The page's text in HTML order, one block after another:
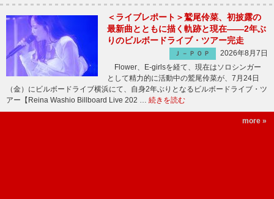
＜ライブレポート＞鷲尾伶菜、初披露の
最新曲とともに描く軌跡と現在――2年ぶ
りのビルボードライブ・ツアー完走
Ｊ－ＰＯＰ
2026年8月7日
Flower、E-girlsを経て、現在はソロシンガー
として精力的に活動中の鷲尾伶菜が、7月24日
（金）にビルボードライブ横浜にて、自身2年ぶりとなるビルボードライブ・ツ
アー【Reina Washio Billboard Live 202 … 続きを読む
more »